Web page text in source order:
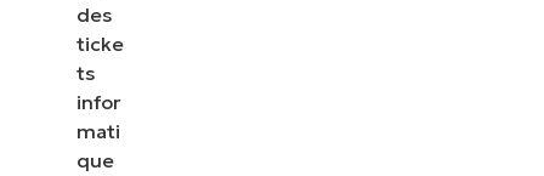
des
ticke
ts
infor
mati
que